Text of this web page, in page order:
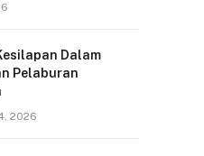
Dalam
Pelaburan
2026